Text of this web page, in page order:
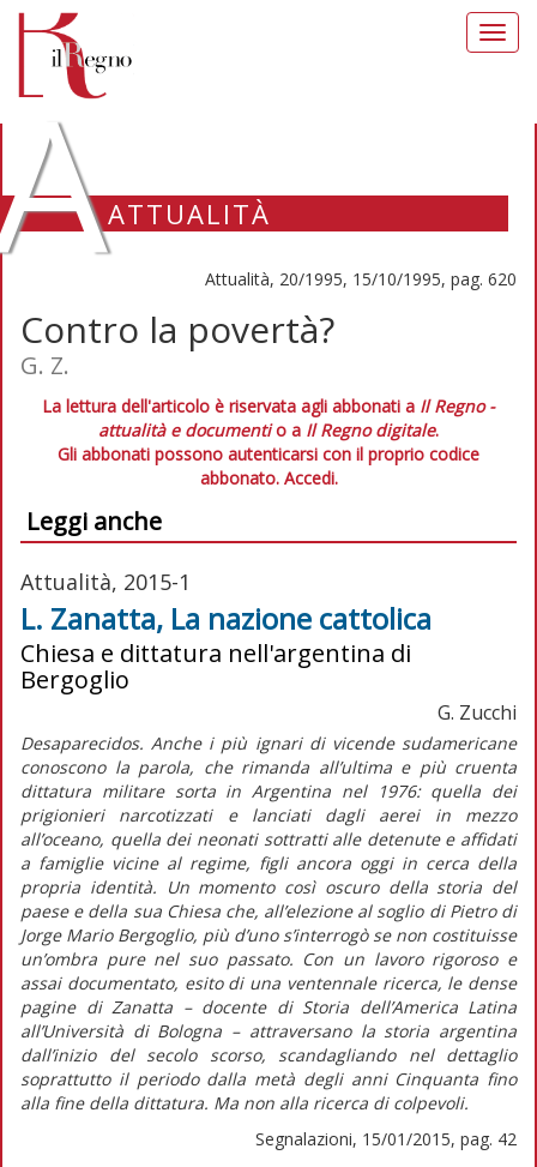
ATTUALITÀ
Attualità, 20/1995, 15/10/1995, pag. 620
Contro la povertà?
G. Z.
La lettura dell'articolo è riservata agli abbonati a Il Regno -
attualità e documentio a Il Regno digitale.
Gli abbonati possono autenticarsi con il proprio codice
abbonato. Accedi.
Leggi anche
Attualità, 2015-1
L. Zanatta, La nazione cattolica
Chiesa e dittatura nell'argentina di
Bergoglio
G. Zucchi
Desaparecidos. Anche i più ignari di vicende sudamericane
conoscono la parola, che rimanda all’ultima e più cruenta
dittatura militare sorta in Argentina nel 1976: quella dei
prigionieri narcotizzati e lanciati dagli aerei in mezzo
all’oceano, quella dei neonati sottratti alle detenute e affidati
a famiglie vicine al regime, figli ancora oggi in cerca della
propria identità. Un momento così oscuro della storia del
paese e della sua Chiesa che, all’elezione al soglio di Pietro di
Jorge Mario Bergoglio, più d’uno s’interrogò se non costituisse
un’ombra pure nel suo passato. Con un lavoro rigoroso e
assai documentato, esito di una ventennale ricerca, le dense
pagine di Zanatta – docente di Storia dell’America Latina
all’Università di Bologna – attraversano la storia argentina
dall’inizio del secolo scorso, scandagliando nel dettaglio
soprattutto il periodo dalla metà degli anni Cinquanta fino
alla fine della dittatura. Ma non alla ricerca di colpevoli.
Segnalazioni, 15/01/2015, pag. 42